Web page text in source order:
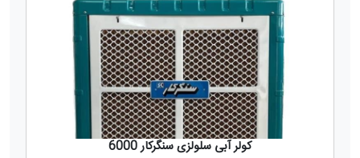
کولر آبی سلولزی سنگرکار 6000